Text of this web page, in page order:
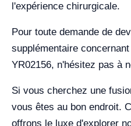
l'expérience chirurgicale.
Pour toute demande de
supplémentaire
YR02156, n'hésitez pas à
Si vous cherchez une
vous êtes au bon endroit.
offrons le luxe d'explorer